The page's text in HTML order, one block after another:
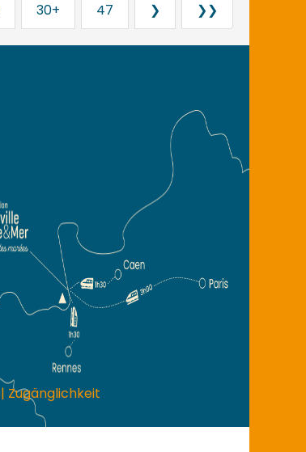
30+ 47 ❯ ❯❯
| Zugänglichkeit